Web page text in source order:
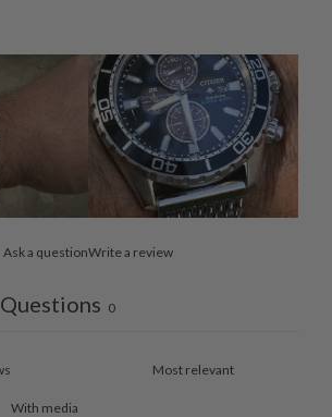
Ask a questionWrite a review
Questions 0
With media